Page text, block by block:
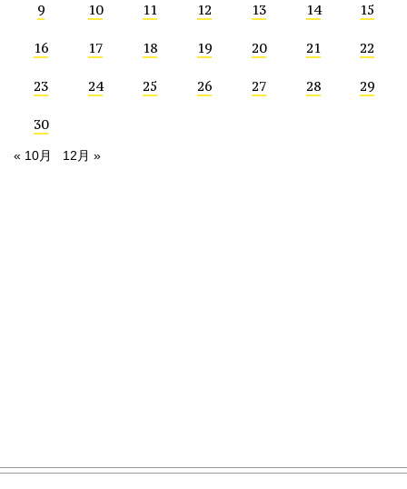
9 10 11 12 13 14 15
16 17 18 19 20 21 22
23 24 25 26 27 28 29
30
« 10月 12月 »